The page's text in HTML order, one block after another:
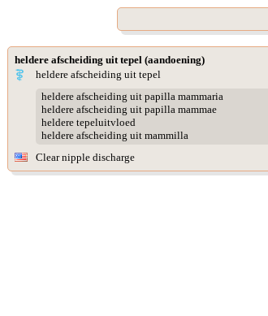
heldere afscheiding uit tepel (aandoening)
heldere afscheiding uit tepel
heldere afscheiding uit papilla mammaria
heldere afscheiding uit papilla mammae
heldere tepeluitvloed
heldere afscheiding uit mammilla
Clear nipple discharge